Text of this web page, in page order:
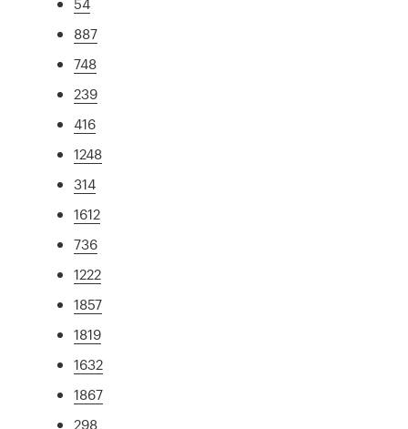
887
748
239
416
1248
314
1612
736
1222
1857
1819
1632
1867
298